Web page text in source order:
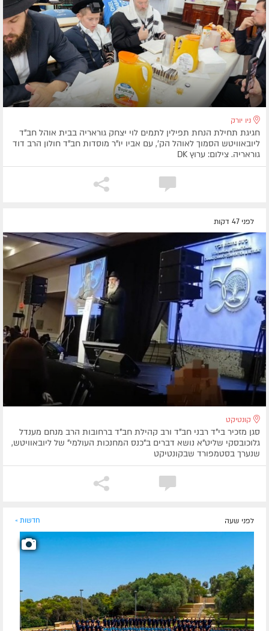
ניו יורק
חגיגת תחילת הנחת תפילין לתמים לוי יצחק גוראריה בבית אוהל חב"ד
ליובאוויטש הסמוך לאוהל הק', עם אביו יו"ר מוסדות חב"ד חולון הרב דוד
גוראריה. צילום: ערוץ DK
לפני 47 דקות
קונטיקט
סגן מזכיר בי"ד רבני חב"ד ורב קהילת חב"ד ברחובות הרב מנחם מענדל
גלוכובסקי שליט"א נושא דברים ב"כנס המחנכות העולמי" של ליובאוויטש,
שנערך בסטמפורד שבקונטיקט
לפני שעה חדשות »